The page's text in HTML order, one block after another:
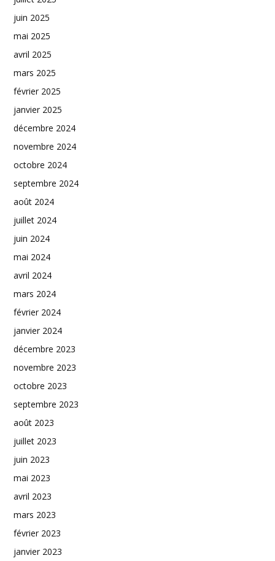
juin 2025
mai 2025
avril 2025
mars 2025
février 2025
janvier 2025
décembre 2024
novembre 2024
octobre 2024
septembre 2024
août 2024
juillet 2024
juin 2024
mai 2024
avril 2024
mars 2024
février 2024
janvier 2024
décembre 2023
novembre 2023
octobre 2023
septembre 2023
août 2023
juillet 2023
juin 2023
mai 2023
avril 2023
mars 2023
février 2023
janvier 2023